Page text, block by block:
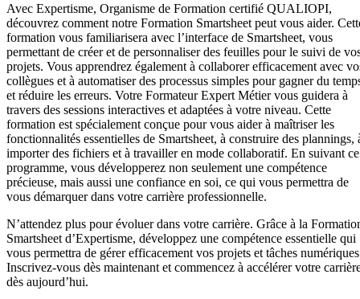
Avec Expertisme, Organisme de Formation certifié QUALIOPI,
découvrez comment notre Formation Smartsheet peut vous aider.
formation vous familiarisera avec l’interface de Smartsheet, vous
permettant de créer et de personnaliser des feuilles pour le suivi de
projets. Vous apprendrez également à collaborer efficacement avec
collègues et à automatiser des processus simples pour gagner du
et réduire les erreurs. Votre Formateur Expert Métier vous guidera à
travers des sessions interactives et adaptées à votre niveau. Cette
formation est spécialement conçue pour vous aider à maîtriser les
fonctionnalités essentielles de Smartsheet, à construire des plannings,
importer des fichiers et à travailler en mode collaboratif. En suivant ce
programme, vous développerez non seulement une compétence
précieuse, mais aussi une confiance en soi, ce qui vous permettra de
vous démarquer dans votre carrière professionnelle.
N’attendez plus pour évoluer dans votre carrière. Grâce à la
Smartsheet d’Expertisme, développez une compétence essentielle qui
vous permettra de gérer efficacement vos projets et tâches
Inscrivez-vous dès maintenant et commencez à accélérer votre
dès aujourd’hui.